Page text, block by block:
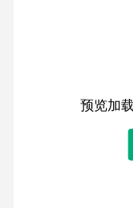
预览加